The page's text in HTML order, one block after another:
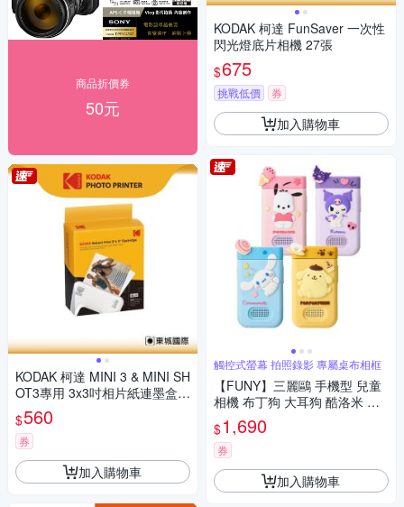
商品折價券
50元
KODAK 柯達 MINI 3 & MINI SH
OT3專用 3x3吋相片紙連墨盒(3
0張) 公司貨
$560
券
加入購物車
KODAK 柯達 FunSaver 一次性
閃光燈底片相機 27張
$675
挑戰低價 券
加入購物車
觸控式螢幕 拍照錄影 專屬桌布相框
【FUNY】三麗鷗 手機型 兒童
相機 布丁狗 大耳狗 酷洛米 帕
恰狗
$1,690
券
加入購物車